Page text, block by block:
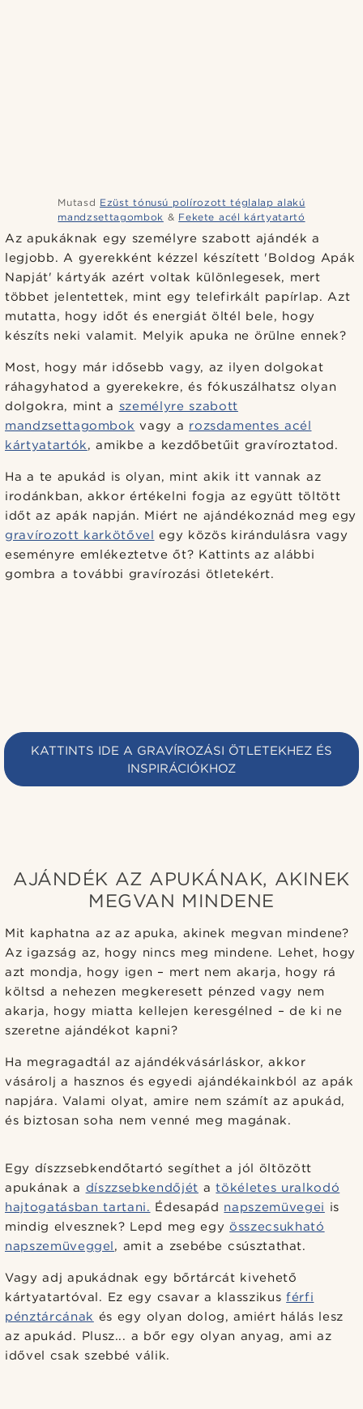
Mutasd Ezüst tónusú polírozott téglalap alakú
mandzsettagombok & Fekete acél kártyatartó
Az apukáknak egy személyre szabott ajándék a
legjobb. A gyerekként kézzel készített 'Boldog Apák
Napját' kártyák azért voltak különlegesek, mert
többet jelentettek, mint egy telefirkált papírlap. Azt
mutatta, hogy időt és energiát öltél bele, hogy
készíts neki valamit. Melyik apuka ne örülne ennek?
Most, hogy már idősebb vagy, az ilyen dolgokat
ráhagyhatod a gyerekekre, és fókuszálhatsz olyan
dolgokra, mint a személyre szabott
mandzsettagombok vagy a rozsdamentes acél
kártyatartók, amikbe a kezdőbetűit gravíroztatod.
Ha a te apukád is olyan, mint akik itt vannak az
irodánkban, akkor értékelni fogja az együtt töltött
időt az apák napján. Miért ne ajándékoznád meg egy
gravírozott karkötővel egy közös kirándulásra vagy
eseményre emlékeztetve őt? Kattints az alábbi
gombra a további gravírozási ötletekért.
KATTINTS IDE A GRAVÍROZÁSI ÖTLETEKHEZ ÉS
INSPIRÁCIÓKHOZ
AJÁNDÉK AZ APUKÁNAK, AKINEK
MEGVAN MINDENE
Mit kaphatna az az apuka, akinek megvan mindene?
Az igazság az, hogy nincs meg mindene. Lehet, hogy
azt mondja, hogy igen – mert nem akarja, hogy rá
költsd a nehezen megkeresett pénzed vagy nem
akarja, hogy miatta kellejen keresgélned – de ki ne
szeretne ajándékot kapni?
Ha megragadtál az ajándékvásárláskor, akkor
vásárolj a hasznos és egyedi ajándékainkból az apák
napjára. Valami olyat, amire nem számít az apukád,
és biztosan soha nem venné meg magának.
Egy díszzsebkendőtartó segíthet a jól öltözött
apukának a díszzsebkendőjét atökéletes uralkodó
hajtogatásban tartani. Édesapád napszemüvegei is
mindig elvesznek? Lepd meg egyösszecsukható
napszemüveggel, amit a zsebébe csúsztathat.
Vagy adj apukádnak egy bőrtárcát kivehető
kártyatartóval. Ez egy csavar a klasszikusférfi
pénztárcának és egy olyan dolog, amiért hálás lesz
az apukád. Plusz... a bőr egy olyan anyag, ami az
idővel csak szebbé válik.